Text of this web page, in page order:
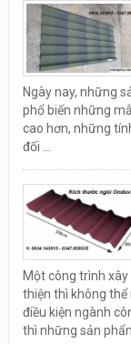
Ngày nay, những
phổ biến những
cao hơn, những
đối ...
Một công trình
thiện thì không thể
điều kiện ngành
thì những sản phẩm